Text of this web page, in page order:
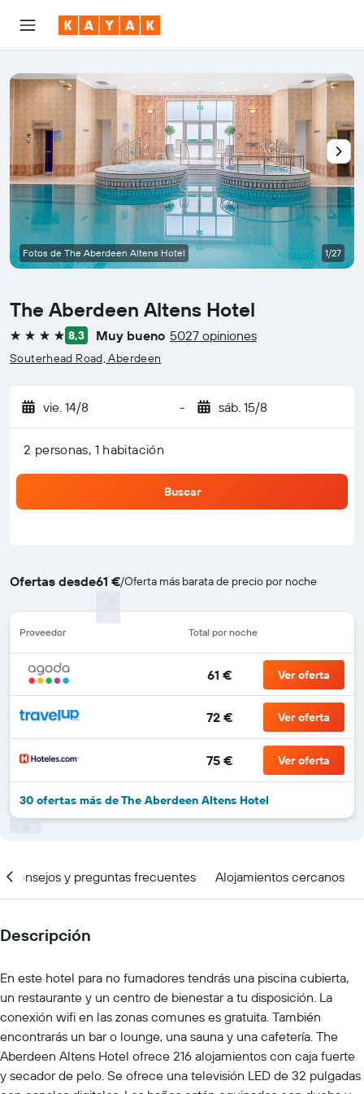
The Aberdeen Altens Hotel
4 estrellas8,3 Muy bueno 5027 opiniones
Souterhead Road, Aberdeen
vie. 14/8 - sáb. 15/8
2 personas, 1 habitación
Buscar
Ofertas desde61 €/Oferta más barata de precio por noche
Proveedor Total por noche
61 € Ver oferta
72 € Ver oferta
75 € Ver oferta
30 ofertas más de The Aberdeen Altens Hotel
Fotos de The Aberdeen Altens Hotel 1/27
Consejos y preguntas frecuentes Alojamientos cercanos
Descripción
En este hotel para no fumadores tendrás una piscina cubierta,
un restaurante y un centro de bienestar a tu disposición. La
conexión wifi en las zonas comunes es gratuita. También
encontrarás un bar o lounge, una sauna y una cafetería. The
Aberdeen Altens Hotel ofrece 216 alojamientos con caja fuerte
y secador de pelo. Se ofrece una televisión LED de 32 pulgadas